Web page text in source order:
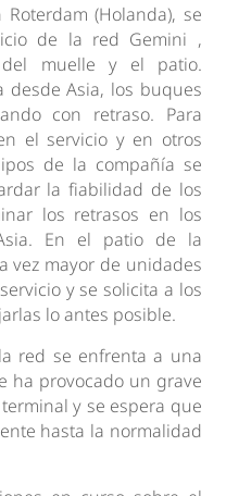
(Holanda), se
de la red Gemini ,
muelle y el patio.
Asia, los buques
con retraso. Para
el servicio y en otros
de la compañía se
la fiabilidad de los
los retrasos en los
En el patio de la
vez mayor de unidades
y se solicita a los
lo antes posible.
red se enfrenta a una
ha provocado un grave
y se espera que
hasta la normalidad